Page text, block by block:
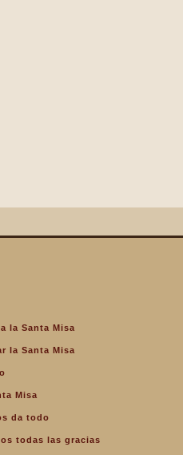
la Santa Misa
la Santa Misa
Misa
da todo
todas las gracias